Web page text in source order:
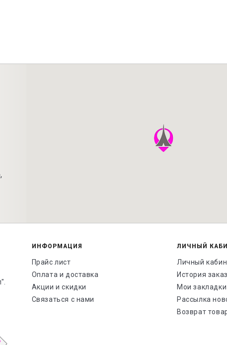
ИНФОРМАЦИЯ
Прайс лист
Оплата и доставка
Акции и скидки
Связаться с нами
ЛИЧНЫЙ
Личный
История
Мои закладки
Рассылка
Возврат